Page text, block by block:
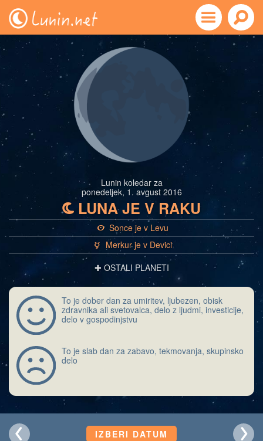
Lunin koledar za
ponedeljek, 1. avgust 2016
b LUNA JE V RAKU
a Sonce je v Levu
c
Merkur je v Devici
✚ OSTALI PLANETI
To je dober dan za umiritev, ljubezen, obisk
zdravnika ali svetovalca, delo z ljudmi, investicije,
delo v gospodinjstvu
To je slab dan za zabavo, tekmovanja, skupinsko
delo
IZBERI DATUM